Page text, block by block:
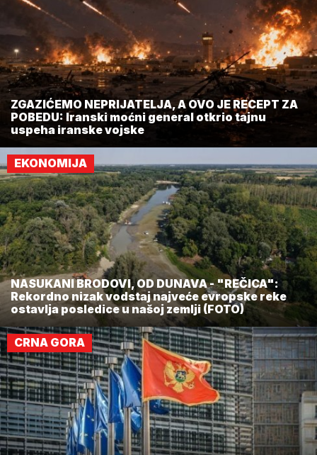
ZGAZIĆEMO NEPRIJATELJA, A OVO JE RECEPT ZA
POBEDU: Iranski moćni general otkrio tajnu
uspeha iranske vojske
EKONOMIJA
NASUKANI BRODOVI, OD DUNAVA - "REČICA":
Rekordno nizak vodstaj najveće evropske reke
ostavlja posledice u našoj zemlji (FOTO)
CRNA GORA